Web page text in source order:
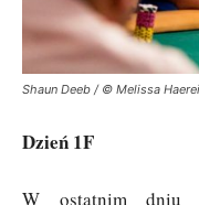
Shaun Deeb / © Melissa
Dzień 1F
W ostatnim dniu